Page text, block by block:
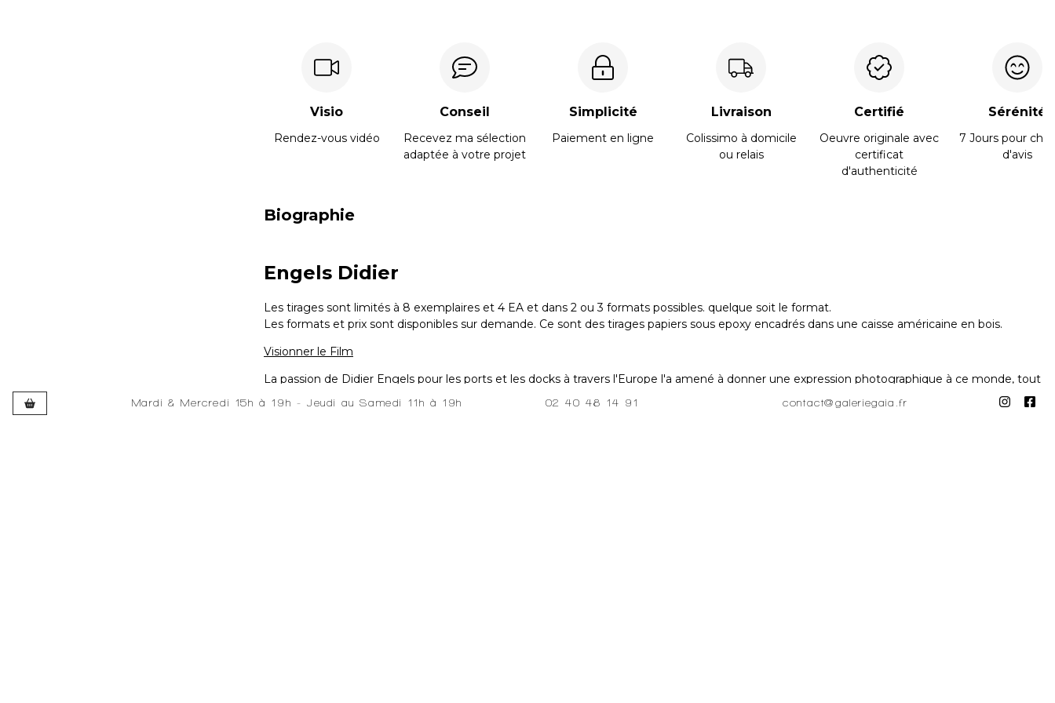
Mardi & Mercredi 15h à 19h - Jeudi au Samedi 11h à 19h 02 40 48 14 91 contact@galeriegaia.fr
Développé et hébergé par JEDEV
Visio
Rendez-vous vidéo
Conseil
Recevez ma sélection
adaptée à votre projet
Simplicité
Paiement en ligne
Livraison
Colissimo à domicile
ou relais
Certifié
Oeuvre originale avec
certificat
d'authenticité
Sérénité
7 Jours pour
d'avis
Biographie
Engels Didier
Les tirages sont limités à 8 exemplaires et 4 EA et dans 2 ou 3 formats possibles. quelque soit le format.
Les formats et prix sont disponibles sur demande. Ce sont des tirages papiers sous epoxy encadrés dans une caisse américaine en bois.
Visionner le Film
La passion de Didier Engels pour les ports et les docks à travers l'Europe l'a amené à donner une expression photographique à ce monde, tout
en conservant son œil pour la matière, héritage de sa formation textile.
Développé et hébergé par JEDEV